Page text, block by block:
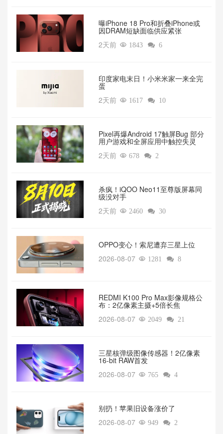
曝iPhone 18 Pro和折叠iPhone或
因DRAM短缺面临供应紧张
2天前  1843  6
印度家电末日！小米米家一来全完
蛋
2天前  1617  10
Pixel再爆Android 17触屏Bug 部分
用户游戏和全屏应用中触控失灵
2天前  678  2
杀疯！iQOO Neo11至尊版屏幕同
级没对手
2天前  2460  30
OPPO变心！索尼遭弃三星上位‌
2026-08-07  1281  8
REDMI K100 Pro Max影像规格公
布：2亿像素主摄+5倍长焦
2026-08-07  2049  21
三星核弹级图像传感器！2亿像素
16-bit RAW首发
2026-08-07  765  4
别扔！苹果旧设备涨价了‌
2026-08-07  949  2